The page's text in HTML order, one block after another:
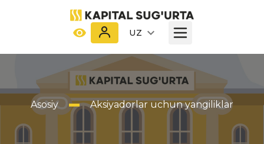
UZ
Asosiy Aksiyadorlar uchun yangiliklar